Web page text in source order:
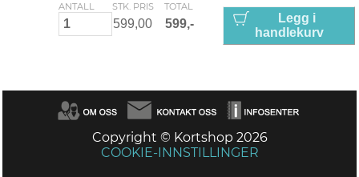
ANTALL STK. PRIS TOTAL
Legg i
handlekurv
Copyright © Kortshop 2026
COOKIE-INNSTILLINGER